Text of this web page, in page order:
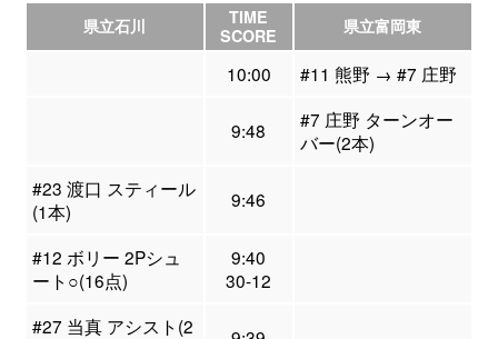
県立石川
TIME
SCORE
県立富岡東
10:00 #11 熊野 → #7 庄野
9:48
#7 庄野 ターンオー
バー(2本)
#23 渡口 スティール
(1本)
9:46
#12 ボリー 2Pシュ
ート○(16点)
9:40
30-12
#27 当真 アシスト(2